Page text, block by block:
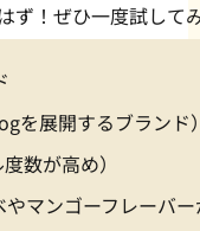
ず！ぜひ一度試し
を展開するブランド
数が高め）
マンゴーフレーバー